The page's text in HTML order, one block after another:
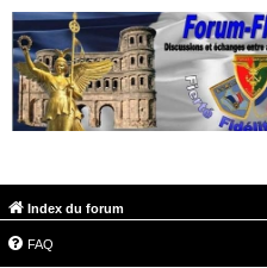
Index du forum
FAQ